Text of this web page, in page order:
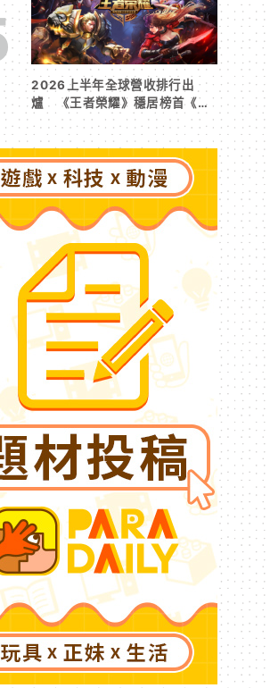
2026上半年全球營收排行出
爐 《王者榮耀》穩居榜首《寒
霜啟示錄》緊追在後！